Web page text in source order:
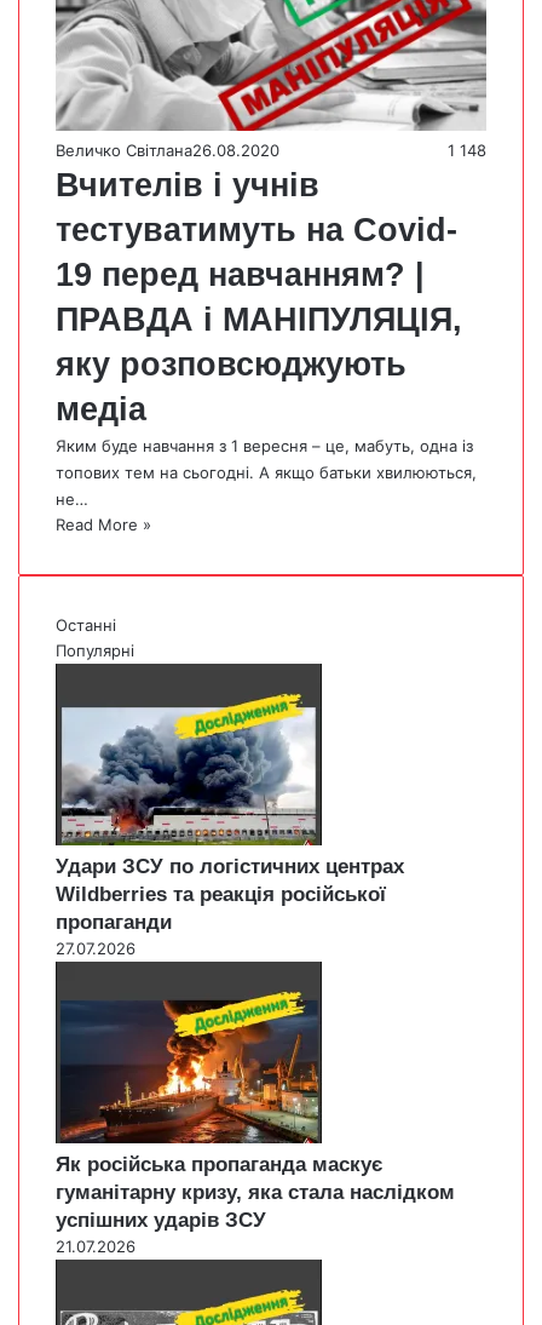
Величко Світлана26.08.2020 1 148
Вчителів і учнів
тестуватимуть на Covid-
19 перед навчанням? |
ПРАВДА і МАНІПУЛЯЦІЯ,
яку розповсюджують
медіа
Яким буде навчання з 1 вересня – це, мабуть, одна із
топових тем на сьогодні. А якщо батьки хвилюються,
не…
Read More »
Останні
Популярні
Удари ЗСУ по логістичних центрах
Wildberries та реакція російської
пропаганди
27.07.2026
Як російська пропаганда маскує
гуманітарну кризу, яка стала наслідком
успішних ударів ЗСУ
21.07.2026